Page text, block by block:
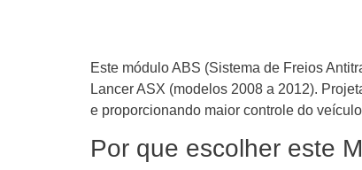
Este módulo ABS (Sistema de Freios
Lancer ASX (modelos 2008 a 2012).
e proporcionando maior controle do
Por que escolher este